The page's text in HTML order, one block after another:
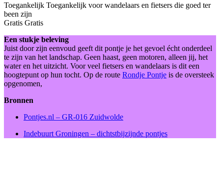
Toegankelijk Toegankelijk voor wandelaars en fietsers die goed ter
been zijn
Gratis Gratis
Een stukje beleving
Juist door zijn eenvoud geeft dit pontje je het gevoel écht onderdeel
te zijn van het landschap. Geen haast, geen motoren, alleen jij, het
water en het uitzicht. Voor veel fietsers en wandelaars is dit een
hoogtepunt op hun tocht. Op de route Rondje Pontje is de oversteek
opgenomen,
Bronnen
Pontjes.nl – GR-016 Zuidwolde
Indebuurt Groningen – dichtstbijzijnde pontjes